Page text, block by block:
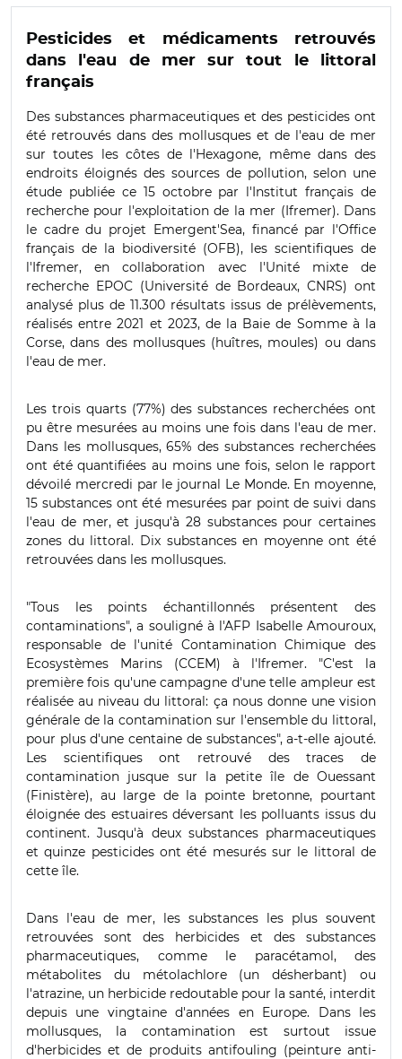
Pesticides et médicaments retrouvés
dans l'eau de mer sur tout le littoral
français
Des substances pharmaceutiques et des pesticides ont
été retrouvés dans des mollusques et de l'eau de mer
sur toutes les côtes de l'Hexagone, même dans des
endroits éloignés des sources de pollution, selon une
étude publiée ce 15 octobre par l'Institut français de
recherche pour l'exploitation de la mer (Ifremer). Dans
le cadre du projet Emergent'Sea, financé par l'Office
français de la biodiversité (OFB), les scientifiques de
l'Ifremer, en collaboration avec l'Unité mixte de
recherche EPOC (Université de Bordeaux, CNRS) ont
analysé plus de 11.300 résultats issus de prélèvements,
réalisés entre 2021 et 2023, de la Baie de Somme à la
Corse, dans des mollusques (huîtres, moules) ou dans
l'eau de mer.
Les trois quarts (77%) des substances recherchées ont
pu être mesurées au moins une fois dans l'eau de mer.
Dans les mollusques, 65% des substances recherchées
ont été quantifiées au moins une fois, selon le rapport
dévoilé mercredi par le journal Le Monde. En moyenne,
15 substances ont été mesurées par point de suivi dans
l'eau de mer, et jusqu'à 28 substances pour certaines
zones du littoral. Dix substances en moyenne ont été
retrouvées dans les mollusques.
"Tous les points échantillonnés présentent des
contaminations", a souligné à l'AFP Isabelle Amouroux,
responsable de l'unité Contamination Chimique des
Ecosystèmes Marins (CCEM) à l'Ifremer. "C'est la
première fois qu'une campagne d'une telle ampleur est
réalisée au niveau du littoral: ça nous donne une vision
générale de la contamination sur l'ensemble du littoral,
pour plus d'une centaine de substances", a-t-elle ajouté.
Les scientifiques ont retrouvé des traces de
contamination jusque sur la petite île de Ouessant
(Finistère), au large de la pointe bretonne, pourtant
éloignée des estuaires déversant les polluants issus du
continent. Jusqu'à deux substances pharmaceutiques
et quinze pesticides ont été mesurés sur le littoral de
cette île.
Dans l'eau de mer, les substances les plus souvent
retrouvées sont des herbicides et des substances
pharmaceutiques, comme le paracétamol, des
métabolites du métolachlore (un désherbant) ou
l'atrazine, un herbicide redoutable pour la santé, interdit
depuis une vingtaine d'années en Europe. Dans les
mollusques, la contamination est surtout issue
d'herbicides et de produits antifouling (peinture anti-